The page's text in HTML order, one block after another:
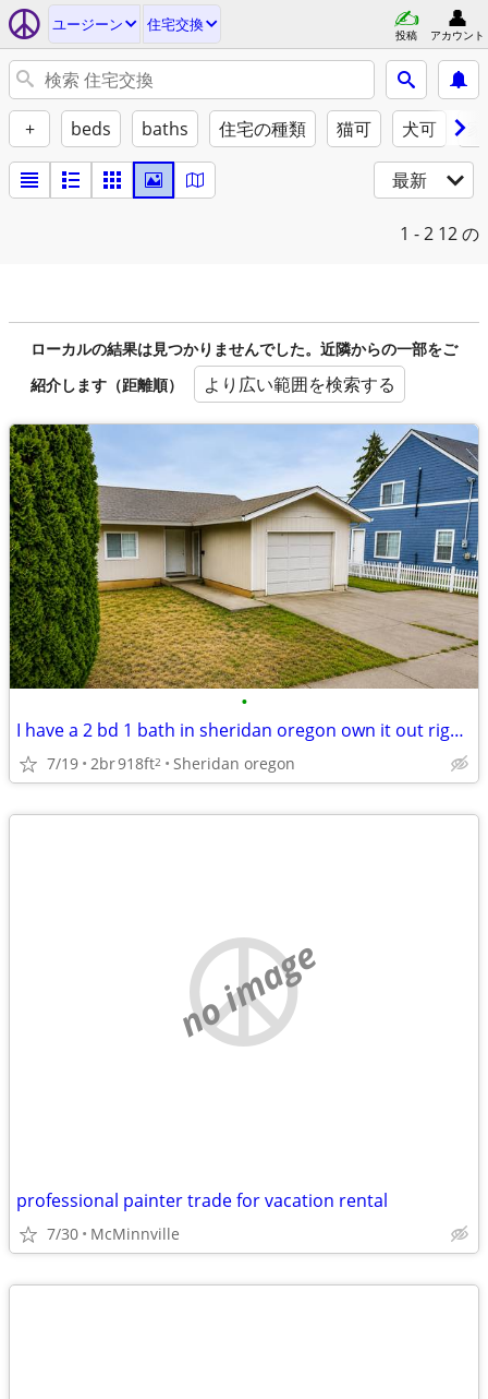
ユージーン 住宅交換
投稿 アカウント
+ beds baths 住宅の種類 猫可 犬可
最新
1 - 2 12 の
ローカルの結果は見つかりませんでした。近隣からの一部をご
紹介します（距離順）
より広い範囲を検索する
•
I have a 2 bd 1 bath in sheridan oregon own it out right will trade
7/19 2br918ft2 Sheridan oregon
no image
professional painter trade for vacation rental
7/30 McMinnville